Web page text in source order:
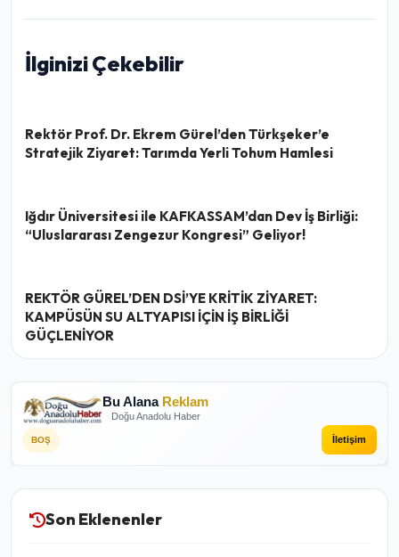
İlginizi Çekebilir
Rektör Prof. Dr. Ekrem Gürel’den Türkşeker’e
Stratejik Ziyaret: Tarımda Yerli Tohum Hamlesi
Iğdır Üniversitesi ile KAFKASSAM’dan Dev İş Birliği:
“Uluslararası Zengezur Kongresi” Geliyor!
REKTÖR GÜREL’DEN DSİ’YE KRİTİK ZİYARET:
KAMPÜSÜN SU ALTYAPISI İÇİN İŞ BİRLİĞİ
GÜÇLENİYOR
Bu Alana Reklam
Doğu Anadolu Haber
BOŞ İletişim
Son Eklenenler